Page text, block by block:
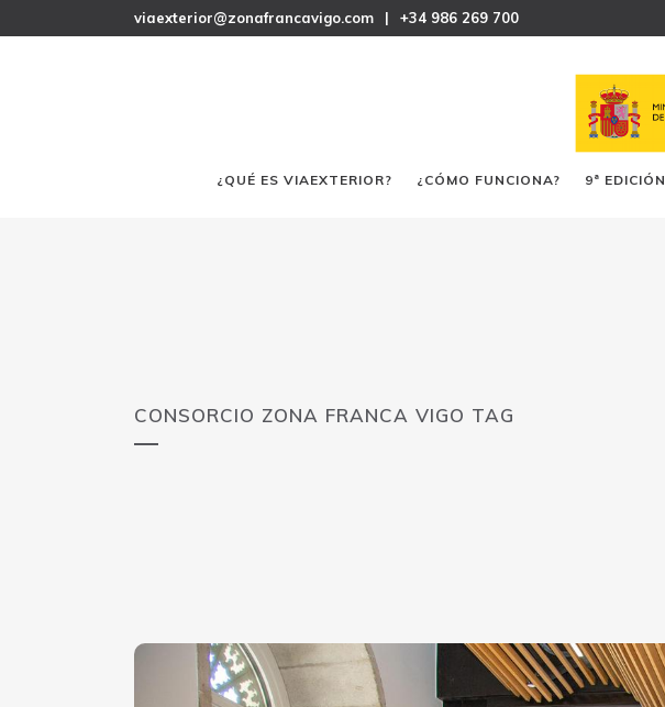
viaexterior@zonafrancavigo.com | +34 986 269 700
¿QUÉ ES VIAEXTERIOR? ¿CÓMO FUNCIONA? 9ª EDICIÓN
CONSORCIO ZONA FRANCA VIGO TAG